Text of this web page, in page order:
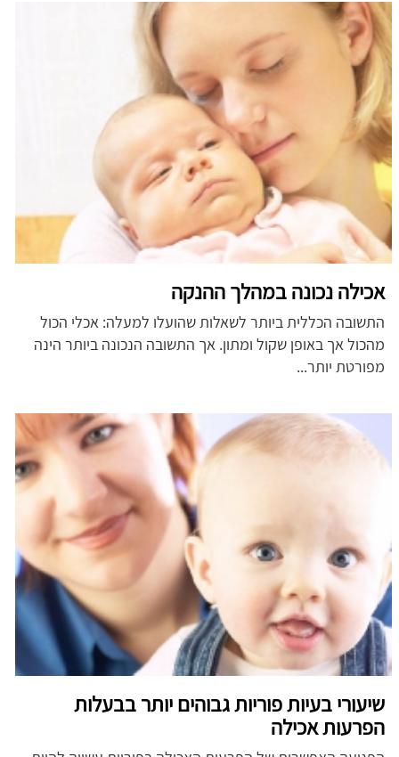
אכילה נכונה במהלך ההנקה
התשובה הכללית ביותר לשאלות שהועלו למעלה: אכלי הכול
מהכול אך באופן שקול ומתון. אך התשובה הנכונה ביותר הינה
מפורטת יותר...
שיעורי בעיות פוריות גבוהים יותר בבעלות
הפרעות אכילה